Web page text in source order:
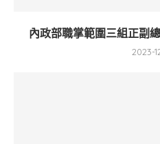
內政部職掌範圍三組正副
2023-